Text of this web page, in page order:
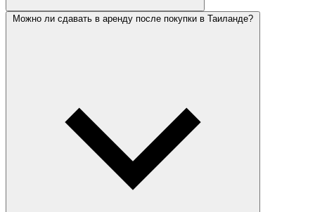
Можно ли сдавать в аренду после покупки в Таиланде?